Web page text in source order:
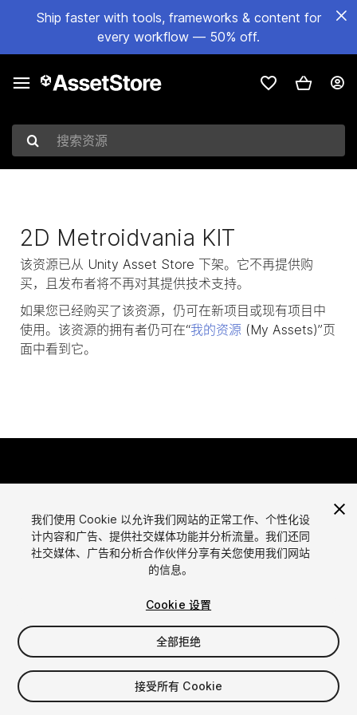
Ship faster with tools, frameworks & content for
every workflow — 50% off.
搜索资源
2D Metroidvania KIT
该资源已从 Unity Asset Store 下架。它不再提供购
买，且发布者将不再对其提供技术支持。
如果您已经购买了该资源，仍可在新项目或现有项目中
使用。该资源的拥有者仍可在“我的资源 (My Assets)”页
面中看到它。
语言
日本語
通过Unity出售资源
出售资源
资源上传指南
发布商登录
常见问题
我们使用 Cookie 以允许我们网站的正常工作、个性化设
计内容和广告、提供社交媒体功能并分析流量。我们还同
社交媒体、广告和分析合作伙伴分享有关您使用我们网站
的信息。
Cookie 设置
全部拒绝
接受所有 Cookie